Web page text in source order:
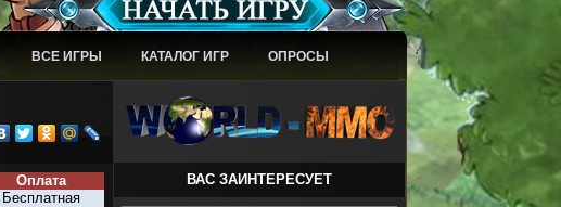
ВСЕ ИГРЫ КАТАЛОГ ИГР ОПРОСЫ
Оплата
Бесплатная
ВАС ЗАИНТЕРЕСУЕТ